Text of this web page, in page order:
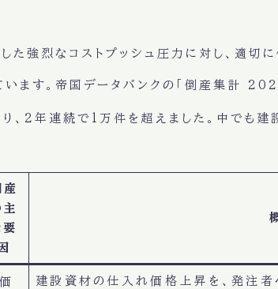
した強烈なコストプッシュ圧力に対し、適
います。帝国データバンクの「倒産集計
り、2年連続で1万件を超えました。中でも 建
産
主
要
因
建設資材の仕入れ価格上昇を、発注者